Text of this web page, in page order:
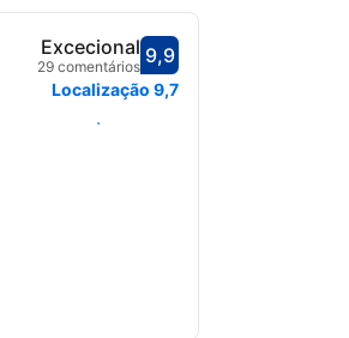
Pontuado com 9,9
9,9
Excecional
29 comentários
Localização 9,7
Selecionar datas